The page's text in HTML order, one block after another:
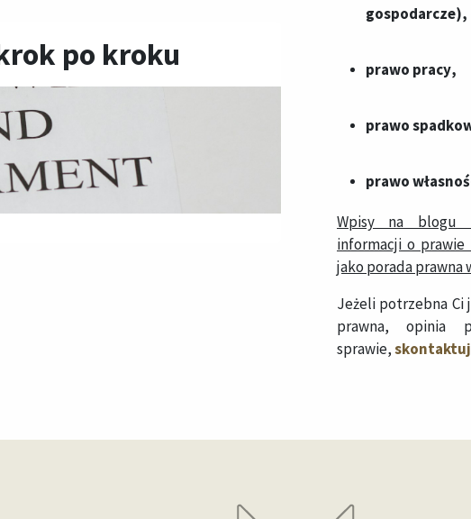
po kroku
gospodarcze),
prawo pracy,
prawo
prawo
Wpisy na blogu
informacji o
jako porada prawna
Jeżeli potrzebna Ci
prawna, opinia
sprawie,